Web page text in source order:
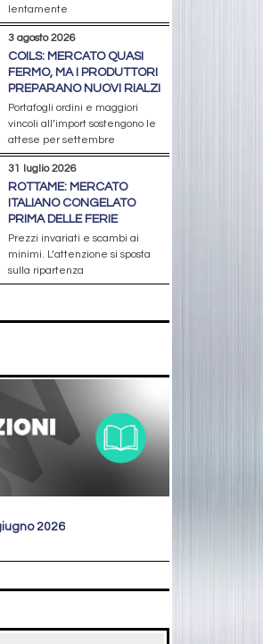
lentamente
3 agosto 2026
COILS: MERCATO QUASI
FERMO, MA I PRODUTTORI
PREPARANO NUOVI RIALZI
Portafogli ordini e maggiori
vincoli all’import sostengono le
attese per settembre
31 luglio 2026
ROTTAME: MERCATO
ITALIANO CONGELATO
PRIMA DELLE FERIE
Prezzi invariati e scambi ai
minimi. L’attenzione si sposta
sulla ripartenza
2026